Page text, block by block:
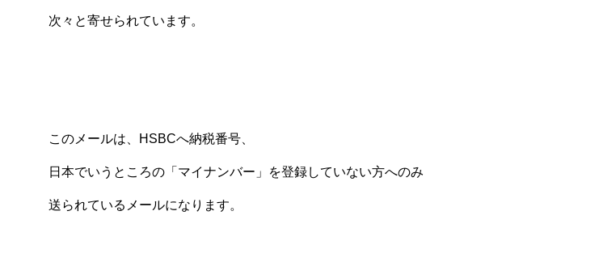
次々と寄せられています。
このメールは、HSBCへ納税番号、
日本でいうところの「マイナンバー」を登録していない方へのみ
送られているメールになります。